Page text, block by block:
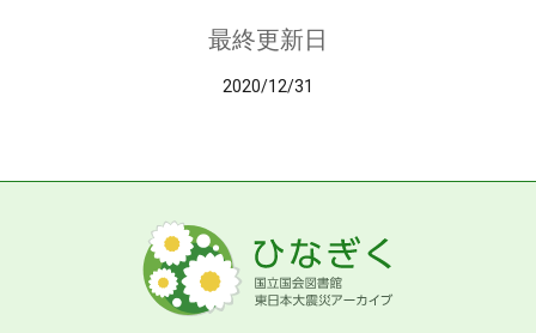
最終更新日
2020/12/31